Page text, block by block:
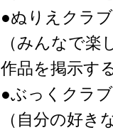
●ぬりえクラ
（みんなで
作品を掲示す
●ぶっくクラ
（自分の好